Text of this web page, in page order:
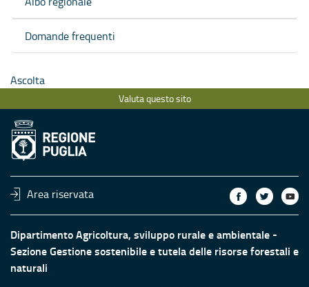
Domande frequenti
Ascolta
Valuta questo sito
Area riservata
Dipartimento Agricoltura, sviluppo rurale e ambientale -
Sezione Gestione sostenibile e tutela delle risorse forestali e
naturali